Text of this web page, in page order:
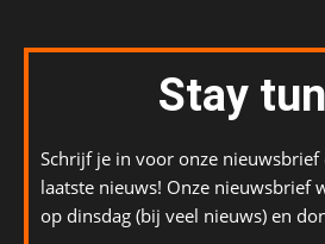
Stay
Schrijf je in voor onze
laatste nieuws! Onze nieuwsbrief
op dinsdag (bij veel nieuws) en